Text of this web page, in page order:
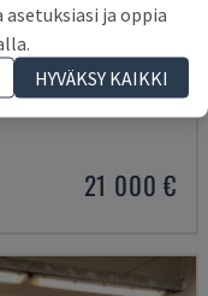
21 000 €
ja oppia
HYVÄKSY KAIKKI